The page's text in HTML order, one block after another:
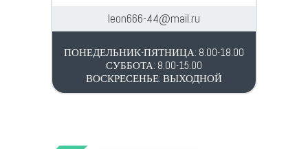
leon666-44@mail.ru
ПОНЕДЕЛЬНИК-ПЯТНИЦА: 8.00-18.00
СУББОТА: 8.00-15.00
ВОСКРЕСЕНЬЕ: ВЫХОДНОЙ